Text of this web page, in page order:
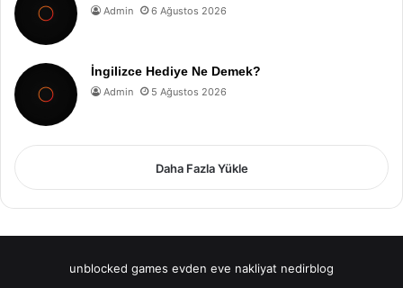
Admin 6 Ağustos 2026
İngilizce Hediye Ne Demek?
Admin 5 Ağustos 2026
Daha Fazla Yükle
unblocked games evden eve nakliyat nedirblog